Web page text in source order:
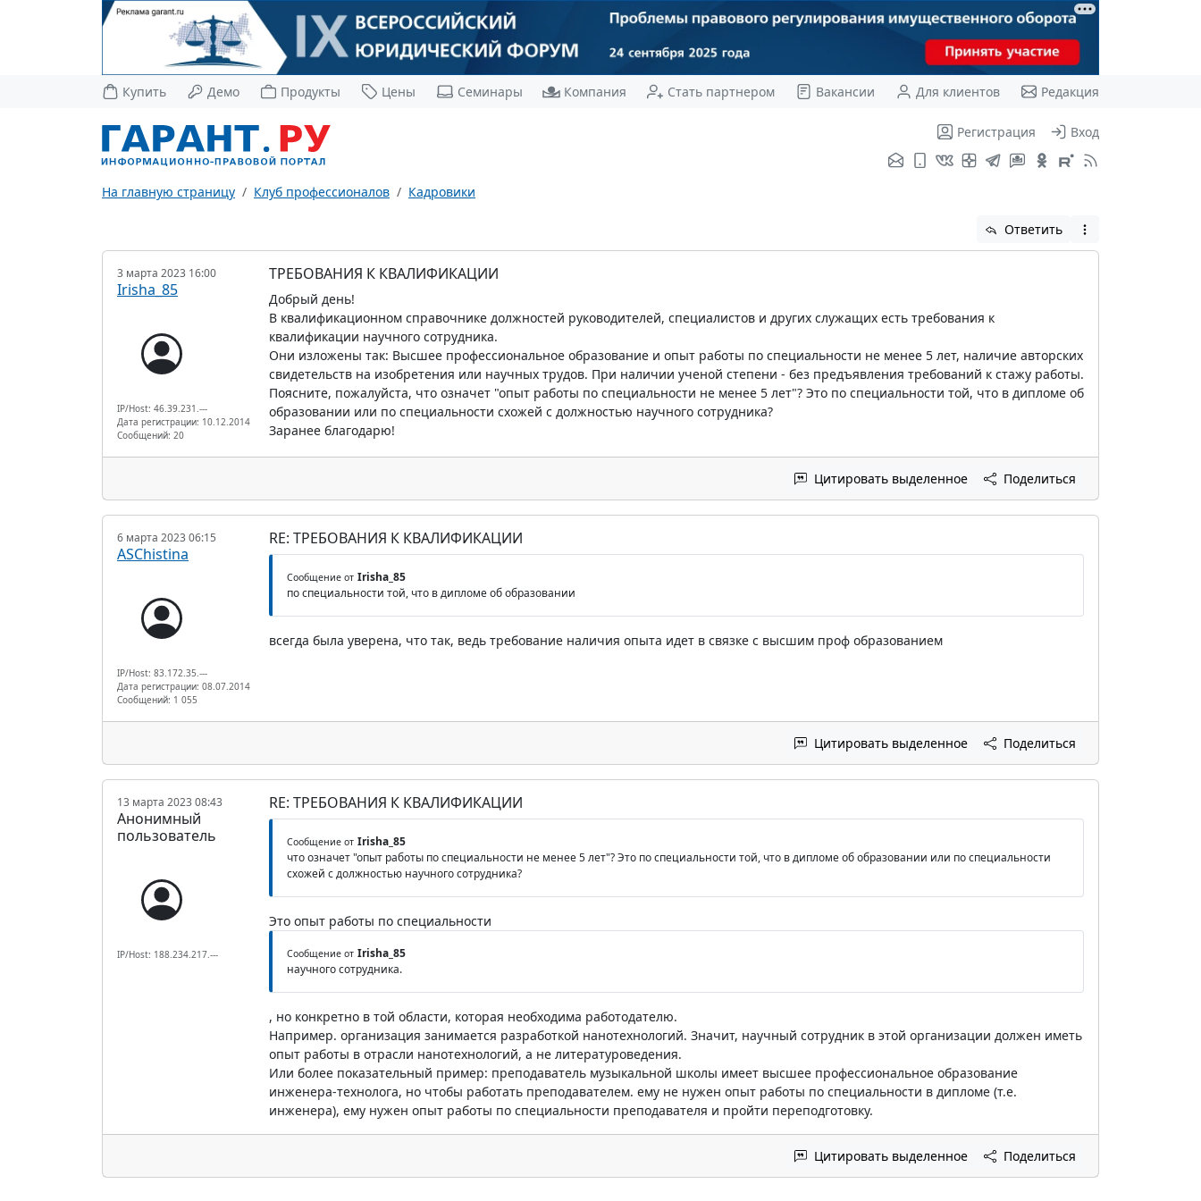
Купить Демо Продукты Цены Семинары Компания Стать партнером Вакансии Для клиентов Редакция
Регистрация Вход
На главную страницу Клуб профессионалов Кадровики
Ответить
3 марта 2023 16:00
Irisha_85
IP/Host: 46.39.231.---
Дата регистрации: 10.12.2014
Сообщений: 20
ТРЕБОВАНИЯ К КВАЛИФИКАЦИИ
Добрый день!
В квалификационном справочнике должностей руководителей, специалистов и других служащих есть требования к
квалификации научного сотрудника.
Они изложены так: Высшее профессиональное образование и опыт работы по специальности не менее 5 лет, наличие авторских
свидетельств на изобретения или научных трудов. При наличии ученой степени - без предъявления требований к стажу работы.
Поясните, пожалуйста, что означет "опыт работы по специальности не менее 5 лет"? Это по специальности той, что в дипломе об
образовании или по специальности схожей с должностью научного сотрудника?
Заранее благодарю!
Цитировать выделенное Поделиться
6 марта 2023 06:15
ASChistina
IP/Host: 83.172.35.---
Дата регистрации: 08.07.2014
Сообщений: 1 055
RE: ТРЕБОВАНИЯ К КВАЛИФИКАЦИИ
Сообщение от Irisha_85
по специальности той, что в дипломе об образовании
всегда была уверена, что так, ведь требование наличия опыта идет в связке с высшим проф образованием
Цитировать выделенное Поделиться
13 марта 2023 08:43
Анонимный
пользователь
IP/Host: 188.234.217.---
RE: ТРЕБОВАНИЯ К КВАЛИФИКАЦИИ
Сообщение от Irisha_85
что означет "опыт работы по специальности не менее 5 лет"? Это по специальности той, что в дипломе об образовании или по специальности
схожей с должностью научного сотрудника?
Это опыт работы по специальности
Сообщение от Irisha_85
научного сотрудника.
, но конкретно в той области, которая необходима работодателю.
Например. организация занимается разработкой нанотехнологий. Значит, научный сотрудник в этой организации должен иметь
опыт работы в отрасли нанотехнологий, а не литературоведения.
Или более показательный пример: преподаватель музыкальной школы имеет высшее профессиональное образование
инженера-технолога, но чтобы работать преподавателем. ему не нужен опыт работы по специальности в дипломе (т.е.
инженера), ему нужен опыт работы по специальности преподавателя и пройти переподготовку.
Цитировать выделенное Поделиться